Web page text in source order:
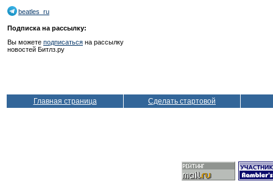
beatles_ru
Подписка на рассылку:
Вы можете подписаться на рассылку
новостей Битлз.ру
Главная страница Сделать стартовой